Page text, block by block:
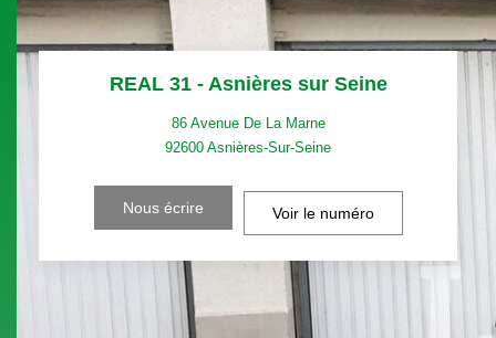
REAL 31 - Asnières sur Seine
86 Avenue De La Marne
92600 Asnières-Sur-Seine
Nous écrire Voir le numéro